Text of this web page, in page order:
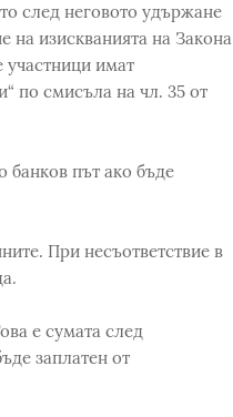
след неговото удържане
на изискванията на Закона
имат
по смисъла на чл. 35 от
банков път ако бъде
При несъответствие в
е сумата след
заплатен от